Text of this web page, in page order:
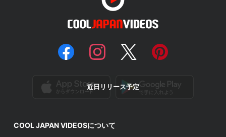
近日リリース予定
COOL JAPAN VIDEOSについて